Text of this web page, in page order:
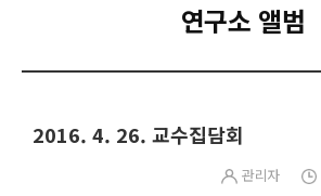
연구소 앨범
2016. 4. 26. 교수집담회
관리자